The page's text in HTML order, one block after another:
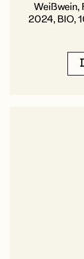
Weißwein,
2024, BIO,